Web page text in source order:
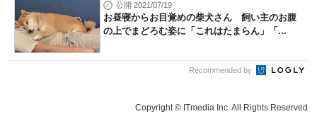
公開 2021/07/19
お昼寝からお目覚めの柴犬さん 飼い主のお腹
の上でまどろむ姿に「これはたまらん」「...
Recommended by
Copyright © ITmedia Inc. All Rights Reserved.